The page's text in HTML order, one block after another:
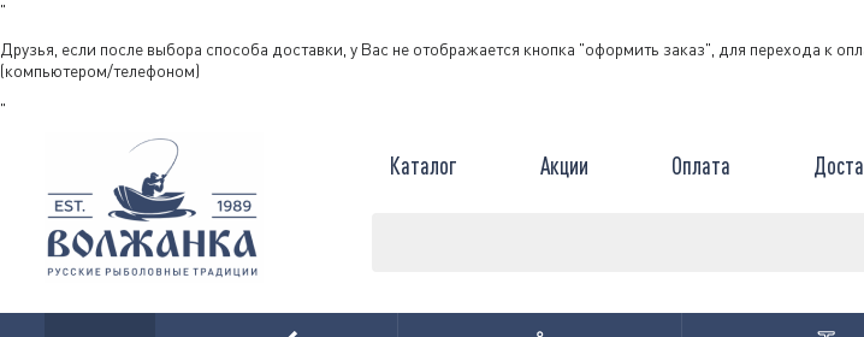
"
Друзья, если после выбора способа доставки, у Вас не отображается кнопка "оформить заказ", для перехода к
(компьютером/телефоном)
"
Каталог Акции Оплата